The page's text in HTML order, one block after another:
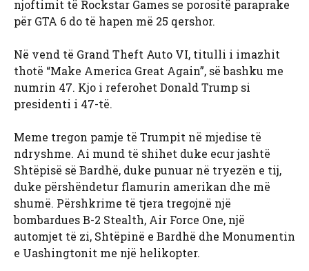
njoftimit të Rockstar Games se porositë paraprake
për GTA 6 do të hapen më 25 qershor.
Në vend të Grand Theft Auto VI, titulli i imazhit
thotë “Make America Great Again”, së bashku me
numrin 47. Kjo i referohet Donald Trump si
presidenti i 47-të.
Meme tregon pamje të Trumpit në mjedise të
ndryshme. Ai mund të shihet duke ecur jashtë
Shtëpisë së Bardhë, duke punuar në tryezën e tij,
duke përshëndetur flamurin amerikan dhe më
shumë. Përshkrime të tjera tregojnë një
bombardues B-2 Stealth, Air Force One, një
automjet të zi, Shtëpinë e Bardhë dhe Monumentin
e Uashingtonit me një helikopter.